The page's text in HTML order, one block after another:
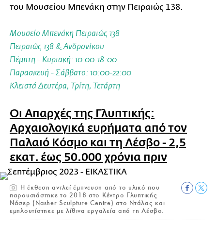
του Μουσείου Μπενάκη στην Πειραιώς 138.
Μουσείο Μπενάκη Πειραιώς 138
Πειραιώς 138 & Ανδρονίκου
Πέμπτη - Κυριακή: 10:00-18:00
Παρασκευή - Σάββατο: 10:00-22:00
Κλειστά Δευτέρα, Τρίτη, Τετάρτη
Οι Απαρχές της Γλυπτικής:
Αρχαιολογικά ευρήματα από τον
Παλαιό Κόσμο και τη Λέσβο - 2,5
εκατ. έως 50.000 χρόνια πριν
Η έκθεση αντλεί έμπνευση από το υλικό που
παρουσιάστηκε το 2018 στο Κέντρο Γλυπτικής
Νάσερ (Nasher Sculpture Centre) στο Ντάλας και
εμπλουτίστηκε με λίθινα εργαλεία από τη Λέσβο.